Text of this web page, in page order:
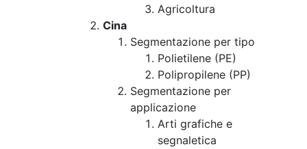
Agricoltura
Cina
Segmentazione per tipo
Polietilene (PE)
Polipropilene (PP)
Segmentazione per
applicazione
Arti grafiche e
segnaletica